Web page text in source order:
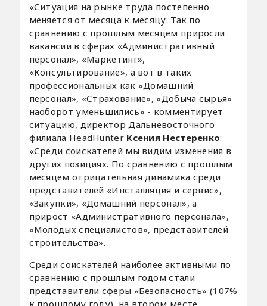
«Ситуация на рынке труда постепенно
меняется от месяца к месяцу. Так по
сравнению с прошлым месяцем приросли
вакансии в сферах «Административный
персонал», «Маркетинг»,
«Консультирование», а вот в таких
профессиональных как «Домашний
персонал», «Страхование», «Добыча сырья»
наоборот уменьшились» - комментирует
ситуацию, директор Дальневосточного
филиала HeadHunter Ксения Нестеренко:
«Среди соискателей мы видим изменения в
других позициях. По сравнению с прошлым
месяцем отрицательная динамика среди
представителей «Инсталляция и сервис»,
«Закупки», «Домашний персонал», а
прирост «Административного персонала»,
«Молодых специалистов», представителей
строительства».
Среди соискателей наиболее активными по
сравнению с прошлым годом стали
представители сферы «Безопасность» (107%